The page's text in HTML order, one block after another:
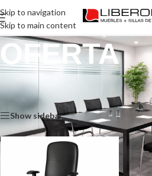
Skip to navigation
Skip to main content
OFERTA
Productos etiquetados
Mostrando el único resultado
Show sidebar